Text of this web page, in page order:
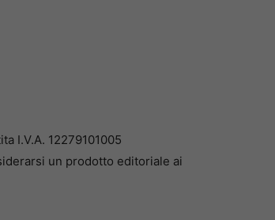
I.V.A. 12279101005
un prodotto editoriale ai